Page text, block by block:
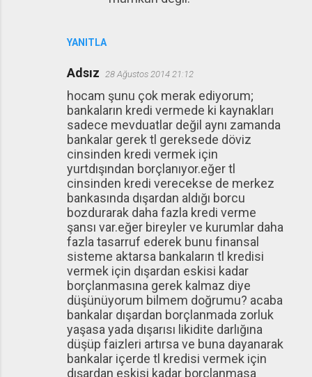
YANITLA
Adsız 28 Ağustos 2014 21:12
hocam şunu çok merak ediyorum;
bankaların kredi vermede ki kaynakları
sadece mevduatlar değil aynı zamanda
bankalar gerek tl gereksede döviz
cinsinden kredi vermek için
yurtdışından borçlanıyor.eğer tl
cinsinden kredi verecekse de merkez
bankasında dışardan aldığı borcu
bozdurarak daha fazla kredi verme
şansı var.eğer bireyler ve kurumlar daha
fazla tasarruf ederek bunu finansal
sisteme aktarsa bankaların tl kredisi
vermek için dışardan eskisi kadar
borçlanmasına gerek kalmaz diye
düşünüyorum bilmem doğrumu? acaba
bankalar dışardan borçlanmada zorluk
yaşasa yada dışarısı likidite darlığına
düşüp faizleri artırsa ve buna dayanarak
bankalar içerde tl kredisi vermek için
dışardan eskisi kadar borçlanmasa